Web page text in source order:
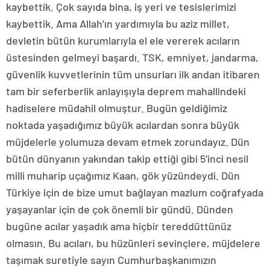
kaybettik. Çok sayıda bina, iş yeri ve tesislerimizi
kaybettik. Ama Allah’ın yardımıyla bu aziz millet,
devletin bütün kurumlarıyla el ele vererek acıların
üstesinden gelmeyi başardı. TSK, emniyet, jandarma,
güvenlik kuvvetlerinin tüm unsurları ilk andan itibaren
tam bir seferberlik anlayışıyla deprem mahallindeki
hadiselere müdahil olmuştur. Bugün geldiğimiz
noktada yaşadığımız büyük acılardan sonra büyük
müjdelerle yolumuza devam etmek zorundayız. Dün
bütün dünyanın yakından takip ettiği gibi 5’inci nesil
milli muharip uçağımız Kaan, gök yüzündeydi. Dün
Türkiye için de bize umut bağlayan mazlum coğrafyada
yaşayanlar için de çok önemli bir gündü. Dünden
bugüne acılar yaşadık ama hiçbir tereddüttünüz
olmasın. Bu acıları, bu hüzünleri sevinçlere, müjdelere
taşımak suretiyle sayın Cumhurbaşkanımızın